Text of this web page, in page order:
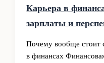
Карьера в
зарплаты и
Почему вообще стоит
в финансах